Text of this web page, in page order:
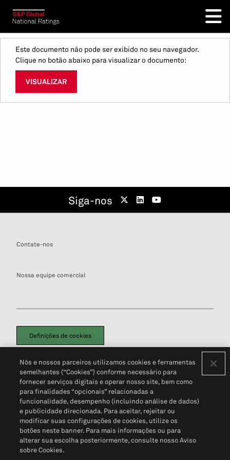
Este documento não pode ser exibido no seu navegador.
Clique no botão abaixo para visualizar o documento:
VISUALIZAR
Siga-nos
Contate-nos
Nossa equipe comercial
Definições de cookies
Política de PrivacidadePortal de privacidade do cliente (em inglês)
Não Venda Minhas Informações Pessoais© 2026 S&P Global
Nós e nossos parceiros utilizamos cookies e ferramentas
semelhantes (“Cookies”) conforme necessário para
fornecer serviços digitais e operar nosso site, bem como
para finalidades “opcionais” relacionadas a
funcionalidade, desempenho (incluindo análise de dados)
e publicidade direcionada. Para aceitar, rejeitar ou
modificar suas configurações de cookies, utilize os
botões neste banner. Para mais informações ou para
alterar sua escolha posteriormente, consulte nosso Aviso
sobre Cookies.